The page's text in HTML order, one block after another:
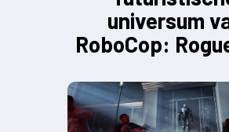
universum
RoboCop: